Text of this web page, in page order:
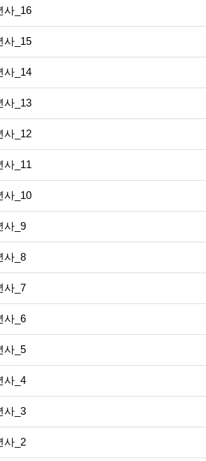
사_16
사_15
사_14
사_13
사_12
사_11
사_10
사_9
사_8
사_7
사_6
사_5
사_4
사_3
사_2